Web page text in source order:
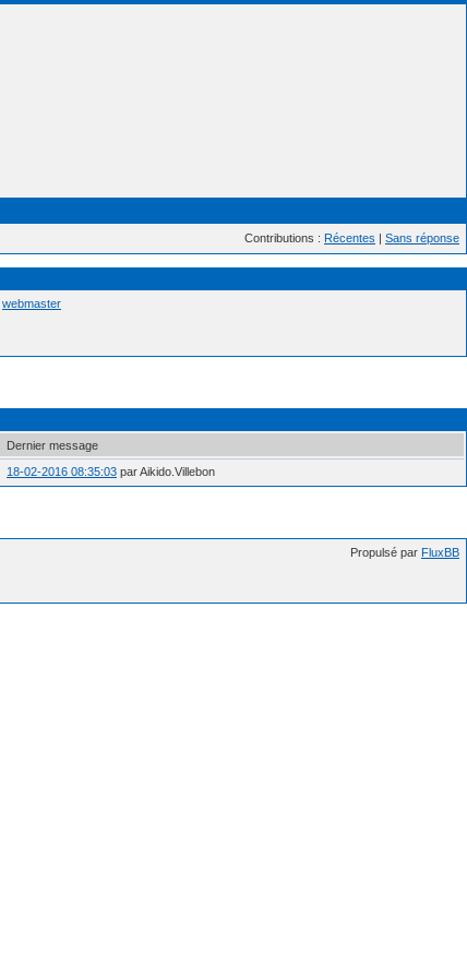
Contributions : Récentes | Sans réponse
webmaster
Dernier message
18-02-2016 08:35:03 par Aikido.Villebon
Propulsé par FluxBB